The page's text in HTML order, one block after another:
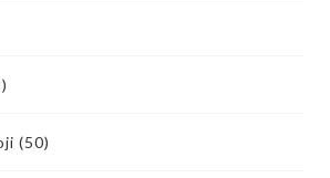
(50)